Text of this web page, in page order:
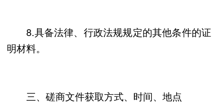
8.具备法律、行政法规规定的其他条件的证
明材料。
三、磋商文件获取方式、时间、地点